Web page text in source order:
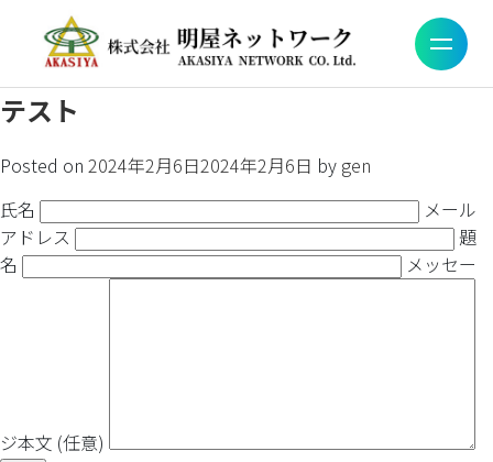
投稿者:gen
テスト
Posted on 2024年2月6日2024年2月6日 by gen
氏名
メール
アドレス
題
名
メッセー
ジ本文 (任意)